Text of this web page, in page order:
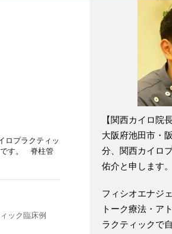
ロプラクティッ
です。 脊柱管
ック臨床例
【関西カイロ院
大阪府池田市・
分、関西カイロ
佑介と申します。
フィシオエナジ
トーク療法・ア
ラクティックで